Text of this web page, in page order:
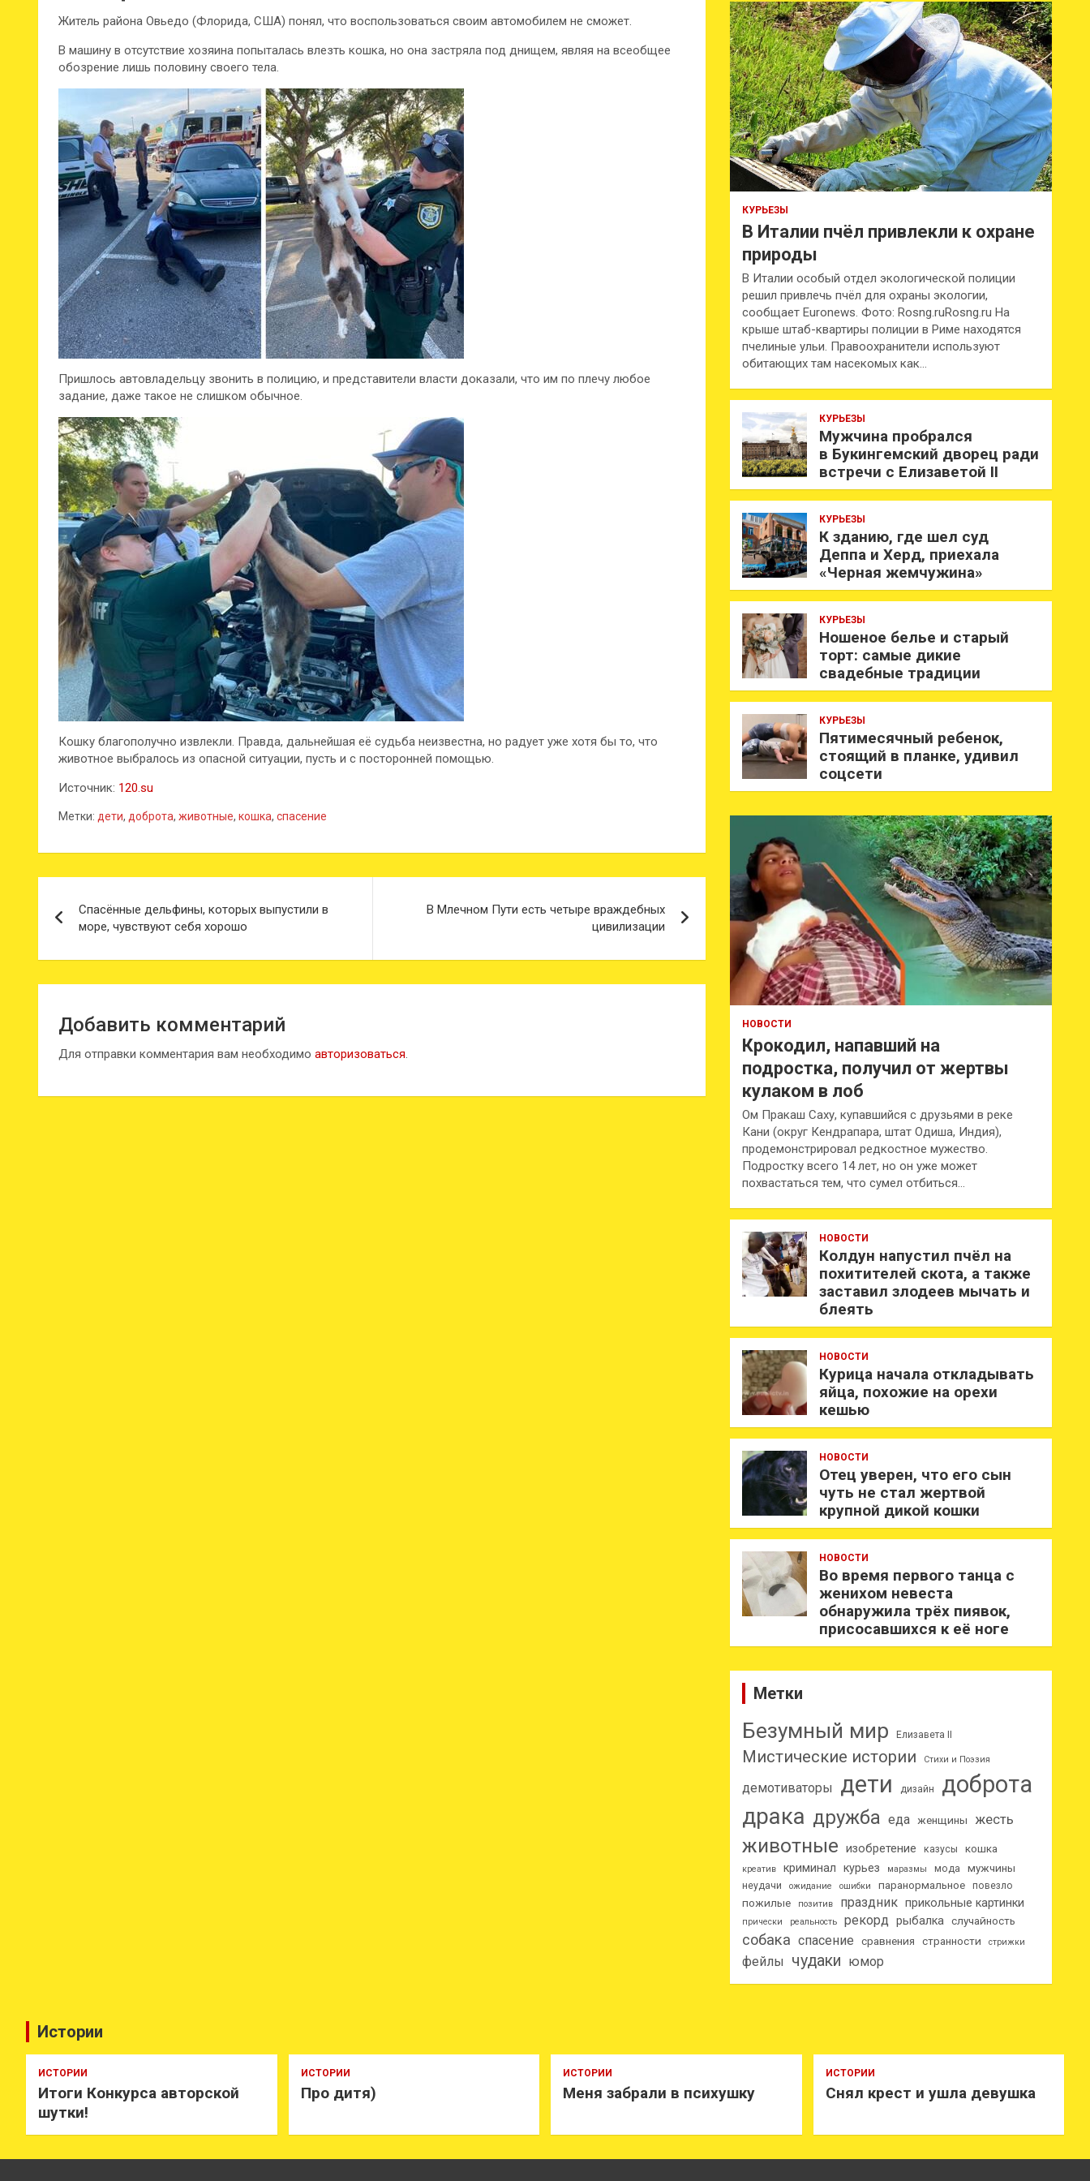
Житель района Овьедо (Флорида, США) понял, что воспользоваться своим автомобилем не сможет.
В машину в отсутствие хозяина попыталась влезть кошка, но она застряла под днищем, являя на всеобщее
обозрение лишь половину своего тела.
Пришлось автовладельцу звонить в полицию, и представители власти доказали, что им по плечу любое
задание, даже такое не слишком обычное.
Кошку благополучно извлекли. Правда, дальнейшая её судьба неизвестна, но радует уже хотя бы то, что
животное выбралось из опасной ситуации, пусть и с посторонней помощью.
Источник: 120.su
Метки: дети, доброта, животные, кошка, спасение
по
записям
Спасённые дельфины, которых выпустили в
море, чувствуют себя хорошо
В Млечном Пути есть четыре враждебных
цивилизации
Добавить комментарий
Для отправки комментария вам необходимо авторизоваться.
к
КУРЬЕЗЫ
В Италии пчёл привлекли к охране
природы
В Италии особый отдел экологической полиции
решил привлечь пчёл для охраны экологии,
сообщает Euronews. Фото: Rosng.ruRosng.ru На
крыше штаб-квартиры полиции в Риме находятся
пчелиные ульи. Правоохранители используют
обитающих там насекомых как…
КУРЬЕЗЫ
Мужчина пробрался
в Букингемский дворец ради
встречи с Елизаветой II
КУРЬЕЗЫ
К зданию, где шел суд
Деппа и Херд, приехала
«Черная жемчужина»
КУРЬЕЗЫ
Ношеное белье и старый
торт: самые дикие
свадебные традиции
КУРЬЕЗЫ
Пятимесячный ребенок,
стоящий в планке, удивил
соцсети
НОВОСТИ
Крокодил, напавший на
подростка, получил от жертвы
кулаком в лоб
Ом Пракаш Саху, купавшийся с друзьями в реке
Кани (округ Кендрапара, штат Одиша, Индия),
продемонстрировал редкостное мужество.
Подростку всего 14 лет, но он уже может
похвастаться тем, что сумел отбиться…
НОВОСТИ
Колдун напустил пчёл на
похитителей скота, а также
заставил злодеев мычать и
блеять
НОВОСТИ
Курица начала откладывать
яйца, похожие на орехи
кешью
НОВОСТИ
Отец уверен, что его сын
чуть не стал жертвой
крупной дикой кошки
НОВОСТИ
Во время первого танца с
женихом невеста
обнаружила трёх пиявок,
присосавшихся к её ноге
Метки
Безумный мир Елизавета II
Мистические истории Стихи и Поэзия
демотиваторы дети дизайн доброта
драка дружба еда женщины жесть
животные изобретение казусы кошка
креатив криминал курьез маразмы мода мужчины
неудачи ожидание ошибки паранормальное повезло
пожилые позитив праздник прикольные картинки
прически реальность рекорд рыбалка случайность
собака спасение сравнения странности стрижки
фейлы чудаки юмор
Истории
ИСТОРИИ
Итоги Конкурса авторской
шутки!
ИСТОРИИ
Про дитя)
ИСТОРИИ
Меня забрали в психушку
ИСТОРИИ
Снял крест и ушла девушка